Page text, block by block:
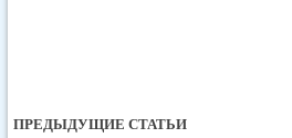
ПРЕДЫДУЩИЕ СТАТЬИ